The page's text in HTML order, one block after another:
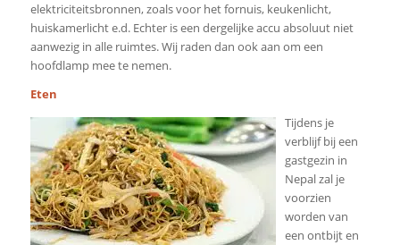
elektriciteitsbronnen, zoals voor het fornuis, keukenlicht,
huiskamerlicht e.d. Echter is een dergelijke accu absoluut niet
aanwezig in alle ruimtes. Wij raden dan ook aan om een
hoofdlamp mee te nemen.
Eten
Tijdens je
verblijf bij een
gastgezin in
Nepal zal je
voorzien
worden van
een ontbijt en